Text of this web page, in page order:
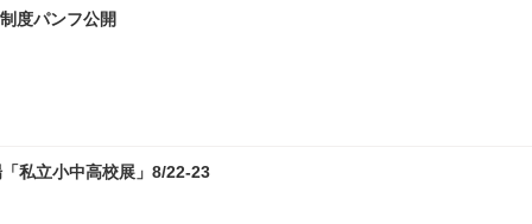
度パンフ公開
私立小中高校展」8/22-23